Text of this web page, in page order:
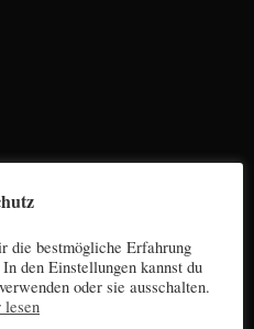
die bestmögliche Erfahrung
den Einstellungen kannst du
oder sie ausschalten.
lesen